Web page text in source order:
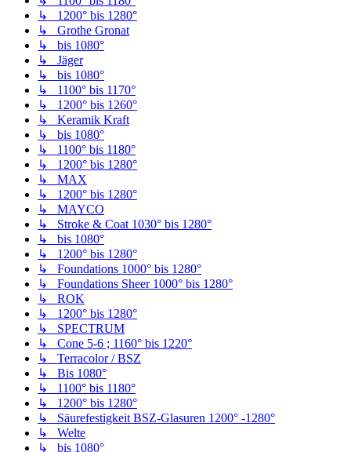
↳ 1200° bis 1280°
↳ Grothe Gronat
↳ bis 1080°
↳ Jäger
↳ bis 1080°
↳ 1100° bis 1170°
↳ 1200° bis 1260°
↳ Keramik Kraft
↳ bis 1080°
↳ 1100° bis 1180°
↳ 1200° bis 1280°
↳ MAX
↳ 1200° bis 1280°
↳ MAYCO
↳ Stroke & Coat 1030° bis 1280°
↳ bis 1080°
↳ 1200° bis 1280°
↳ Foundations 1000° bis 1280°
↳ Foundations Sheer 1000° bis 1280°
↳ ROK
↳ 1200° bis 1280°
↳ SPECTRUM
↳ Cone 5-6 ; 1160° bis 1220°
↳ Terracolor / BSZ
↳ Bis 1080°
↳ 1100° bis 1180°
↳ 1200° bis 1280°
↳ Säurefestigkeit BSZ-Glasuren 1200° -1280°
↳ Welte
↳ bis 1080°